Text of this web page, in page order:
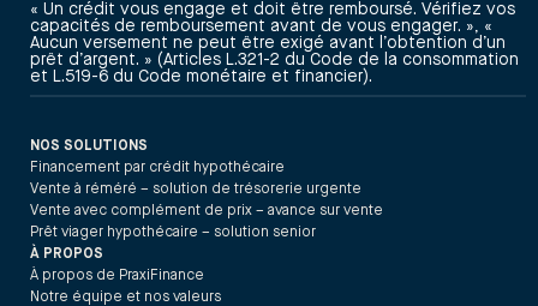
« Un crédit vous engage et doit être remboursé. Vérifiez vos
capacités de remboursement avant de vous engager. », «
Aucun versement ne peut être exigé avant l’obtention d’un
prêt d’argent. » (Articles L.321-2 du Code de la consommation
et L.519-6 du Code monétaire et financier).
NOS SOLUTIONS
Financement par crédit hypothécaire
Vente à réméré – solution de trésorerie urgente
Vente avec complément de prix – avance sur vente
Prêt viager hypothécaire – solution senior
À PROPOS
À propos de PraxiFinance
Notre équipe et nos valeurs